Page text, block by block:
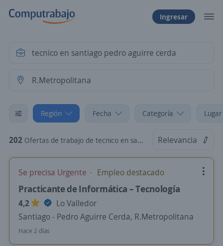
Ingresar
Región Fecha Categoría
202 Ofertas de trabajo de tecnico en santiago pedro aguirre cerda en R.Metropolitana Relevancia
Se precisa Urgente Empleo destacado
Practicante de Informática – Tecnología
4,2
Lo Valledor
Santiago - Pedro Aguirre Cerda, R.Metropolitana
Hace 2 días